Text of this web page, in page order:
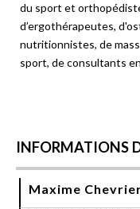
du sport et
d’ergothérapeutes,
nutritionnistes, de
sport, de consultants
INFORMATIONS
Maxime